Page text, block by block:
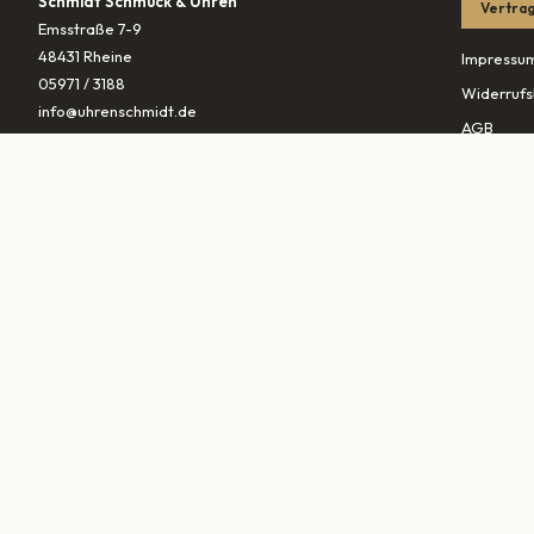
Emsstraße 7-9
48431 Rheine
05971 / 3188
info@uhrenschmidt.de
AGB